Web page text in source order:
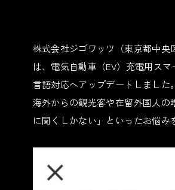
株式会社ジゴワッツ（東京都中央
は、電気自動車（EV）充電用ス
言語対応へアップデートしました。
海外からの観光客や在留外国人
に聞くしかない」といったお悩み